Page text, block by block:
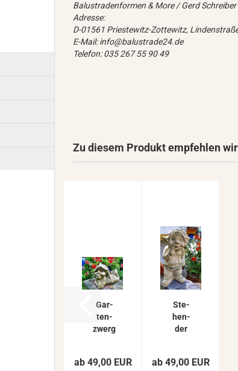
Balustradenformen & More / Gerd Schreiber
Adresse:
D-01561 Priestewitz-Zottewitz,
E-Mail: info@balustrade24.de
Telefon: 035 267 55 90 49
Zu diesem Produkt empfehlen
Gar­
ten­
zwerg
Zwerg
ab 49,00 EUR
Ste­
hen­
der
zwerg
ab 49,00 EUR